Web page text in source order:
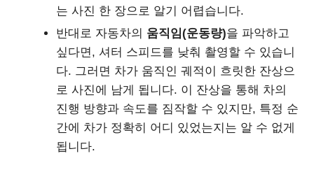
는 사진 한 장으로 알기 어렵습니다.
반대로 자동차의 움직임(운동량)을 파악하고
싶다면, 셔터 스피드를 낮춰 촬영할 수 있습니
다. 그러면 차가 움직인 궤적이 흐릿한 잔상으
로 사진에 남게 됩니다. 이 잔상을 통해 차의
진행 방향과 속도를 짐작할 수 있지만, 특정 순
간에 차가 정확히 어디 있었는지는 알 수 없게
됩니다.